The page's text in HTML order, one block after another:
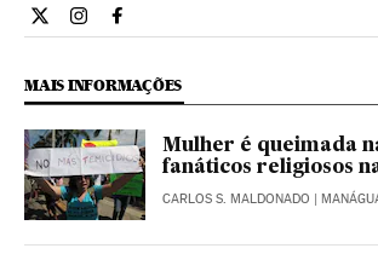
Internacional El País Brasil en Twitter
Internacional El País Brasil en
Internacional El País Brasil en
MAIS INFORMAÇÕES
Mulher é queimada
fanáticos religiosos
CARLOS S. MALDONADO |